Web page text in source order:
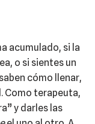
acumulado, si la
o si sientes un
cómo llenar,
Como terapeuta,
y darles las